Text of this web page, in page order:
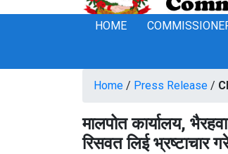
HOME
Home / Press Release /
मालपोत कार्यालय,
रिसवत लिई भ्रष्टाचार